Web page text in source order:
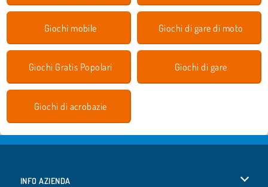
Giochi mobile Giochi di gare di moto
Giochi Gratis Popolari Giochi di gare
Giochi di acrobazie
INFO AZIENDA